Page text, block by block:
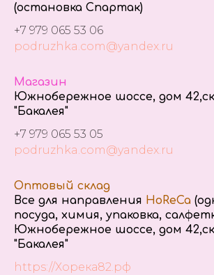
(остановка Спартак)
+7 979 065 53 06
podruzhka.com@yandex.ru
Магазин
Южнобережное шоссе, дом
"Бакалея"
+7 979 065 53 05
podruzhka.com@yandex.ru
Оптовый склад
Все для направления HoReCa
посуда, химия, упаковка,
Южнобережное шоссе, дом
"Бакалея"
https://Хорека82.рф